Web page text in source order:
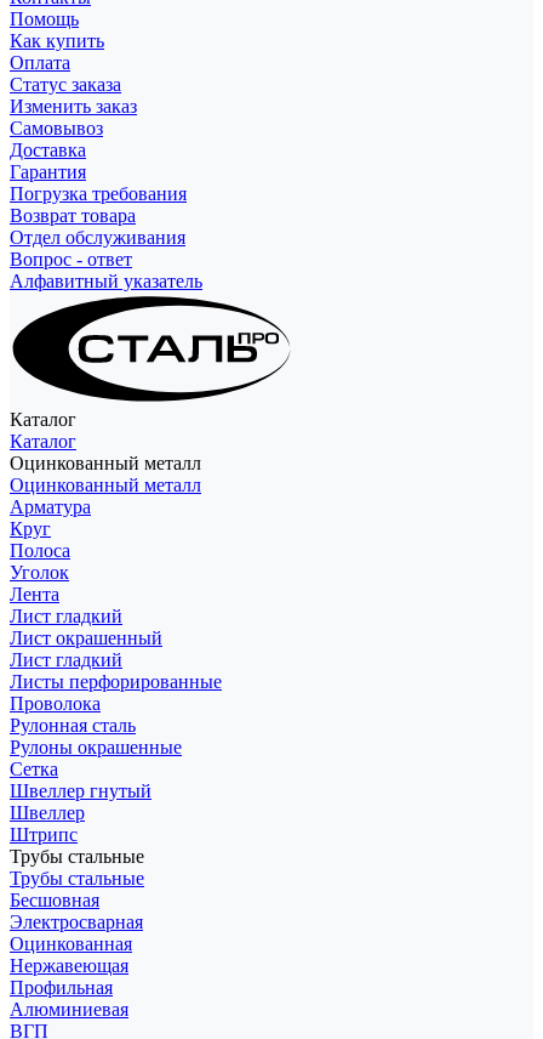
Помощь
Как купить
Оплата
Статус заказа
Изменить заказ
Самовывоз
Доставка
Гарантия
Погрузка требования
Возврат товара
Отдел обслуживания
Вопрос - ответ
Алфавитный указатель
Каталог
Каталог
Оцинкованный металл
Оцинкованный металл
Арматура
Круг
Полоса
Уголок
Лента
Лист гладкий
Лист окрашенный
Лист гладкий
Листы перфорированные
Проволока
Рулонная сталь
Рулоны окрашенные
Сетка
Швеллер гнутый
Швеллер
Штрипс
Трубы стальные
Трубы стальные
Бесшовная
Электросварная
Оцинкованная
Нержавеющая
Профильная
Алюминиевая
ВГП